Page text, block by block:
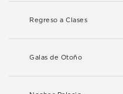
Regreso a Clases
Galas de Otoño